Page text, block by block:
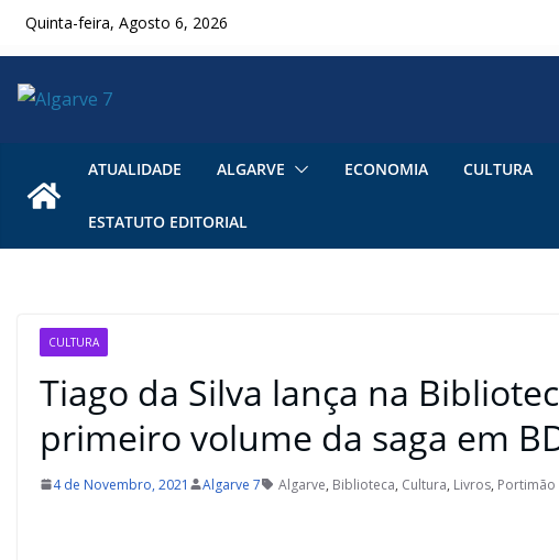
SkipQuinta-feira, Agosto 6, 2026
ATUALIDADE ALGARVE ECONOMIA CULTURA
ESTATUTO EDITORIAL
CULTURA
Tiago da Silva lança na
primeiro volume da saga em
4 de Novembro, 2021 Algarve 7 Algarve, Biblioteca, Cultura, Livros, Portimão